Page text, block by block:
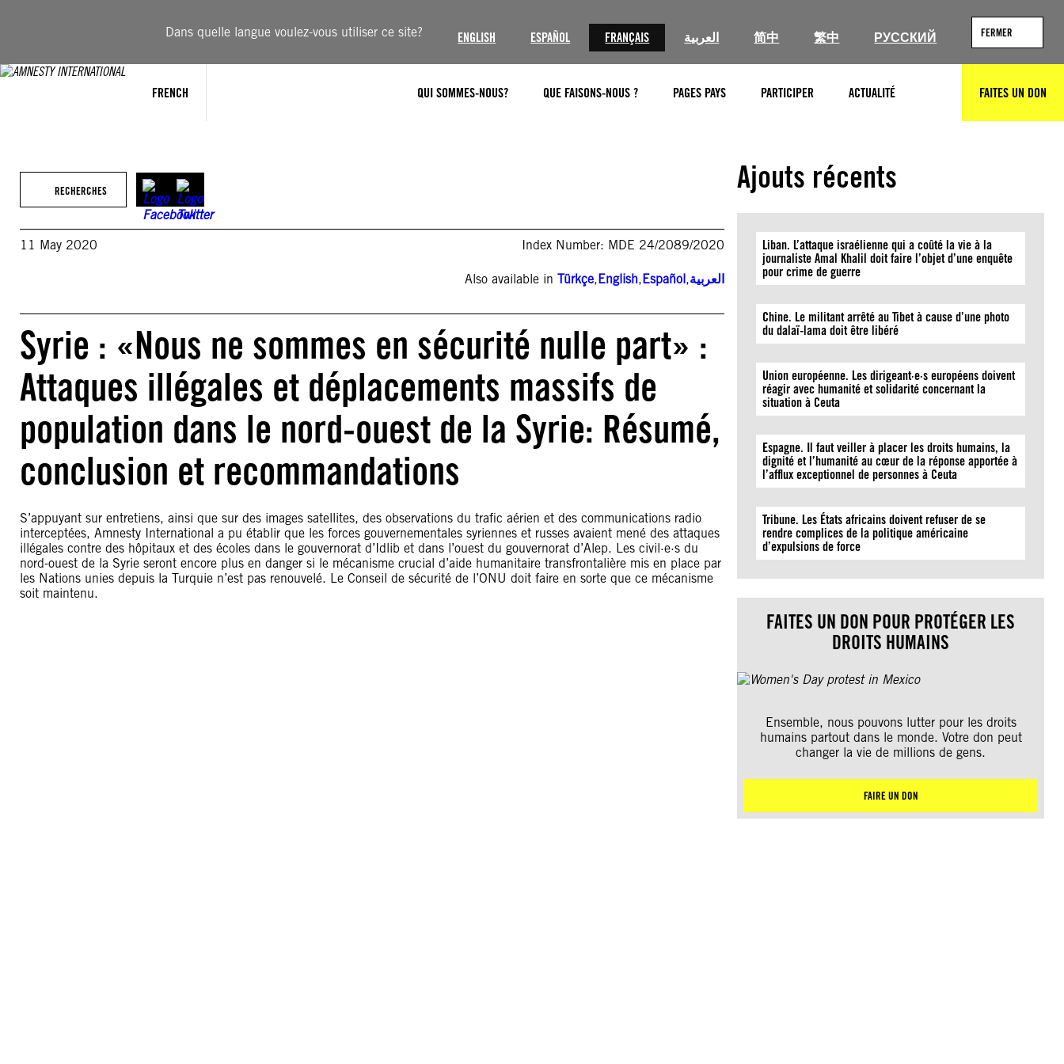
Dans quelle langue voulez-vous utiliser ce site? ENGLISH ESPAÑOL FRANÇAIS العربية 简中 繁中 РУССКИЙ FERMER
FRENCH QUI SOMMES-NOUS? QUE FAISONS-NOUS ? PAGES PAYS PARTICIPER ACTUALITÉ RECHERCHERFAITES UN DON
RECHERCHES
11 May 2020 Index Number: MDE 24/2089/2020
Also available inTürkçe,English,Español,العربية
Syrie : «Nous ne sommes en sécurité nulle part» :
Attaques illégales et déplacements massifs de
population dans le nord-ouest de la Syrie: Résumé,
conclusion et recommandations
S’appuyant sur entretiens, ainsi que sur des images satellites, des observations du trafic aérien et des communications radio
interceptées, Amnesty International a pu établir que les forces gouvernementales syriennes et russes avaient mené des attaques
illégales contre des hôpitaux et des écoles dans le gouvernorat d’Idlib et dans l’ouest du gouvernorat d’Alep. Les civil·e·s du
nord-ouest de la Syrie seront encore plus en danger si le mécanisme crucial d’aide humanitaire transfrontalière mis en place par
les Nations unies depuis la Turquie n’est pas renouvelé. Le Conseil de sécurité de l’ONU doit faire en sorte que ce mécanisme
soit maintenu.
Ajouts récents
Liban. L’attaque israélienne qui a coûté la vie à la
journaliste Amal Khalil doit faire l’objet d’une enquête
pour crime de guerre
Chine. Le militant arrêté au Tibet à cause d’une photo
du dalaï-lama doit être libéré
Union européenne. Les dirigeant·e·s européens doivent
réagir avec humanité et solidarité concernant la
situation à Ceuta
Espagne. Il faut veiller à placer les droits humains, la
dignité et l’humanité au cœur de la réponse apportée à
l’afflux exceptionnel de personnes à Ceuta
Tribune. Les États africains doivent refuser de se
rendre complices de la politique américaine
d’expulsions de force
FAITES UN DON POUR PROTÉGER LES
DROITS HUMAINS
Ensemble, nous pouvons lutter pour les droits
humains partout dans le monde. Votre don peut
changer la vie de millions de gens.
FAIRE UN DON